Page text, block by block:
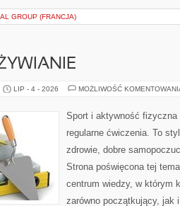
GROUP (FRANCJA)
LIP - 4 - 2026 MOŻLIWOŚĆ
Sport i aktywność
regularne ćwiczenia. To
zdrowie, dobre
Strona poświęcona tej
centrum wiedzy, w którym
zarówno początkujący, jak